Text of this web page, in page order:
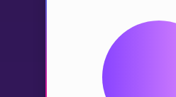
Junior Matte